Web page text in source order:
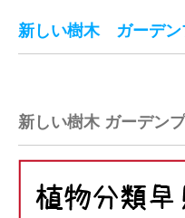
新しい樹木 ガーデン
新しい樹木 ガーデン